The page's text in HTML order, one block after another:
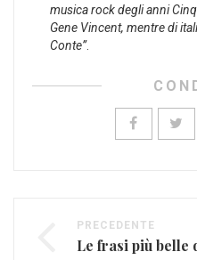
musica rock degli anni
Gene Vincent, mentre di
Conte”.
PRECEDENTE